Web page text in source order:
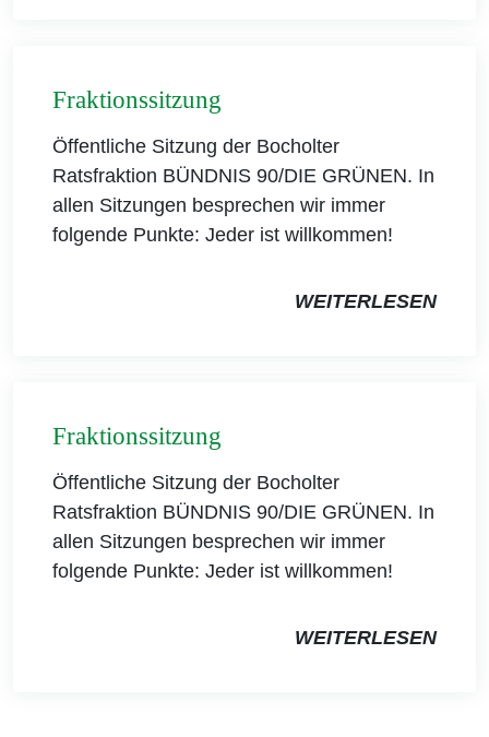
Fraktionssitzung
Öffentliche Sitzung der Bocholter
Ratsfraktion BÜNDNIS 90/DIE GRÜNEN. In
allen Sitzungen besprechen wir immer
folgende Punkte: Jeder ist willkommen!
WEITERLESEN
Fraktionssitzung
Öffentliche Sitzung der Bocholter
Ratsfraktion BÜNDNIS 90/DIE GRÜNEN. In
allen Sitzungen besprechen wir immer
folgende Punkte: Jeder ist willkommen!
WEITERLESEN